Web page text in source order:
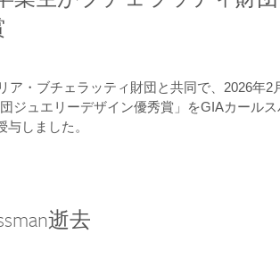
ア・ブチェラッティ財団と共同で、2026年2
ジュエリーデザイン優秀賞」をGIAカール
与しました。
逝去